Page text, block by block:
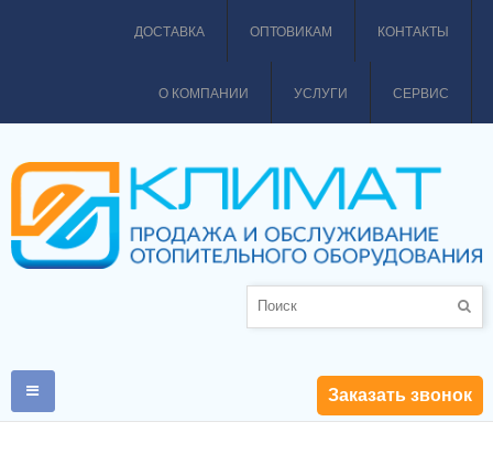
КОНТАКТЫ
ОПТОВИКАМ
ДОСТАВКА
СЕРВИС
УСЛУГИ
О КОМПАНИИ
Заказать звонок